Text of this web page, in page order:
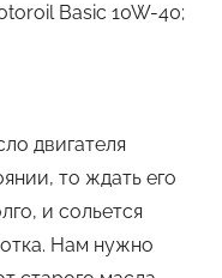
Basic 10W-40;
двигателя
то ждать его
и сольется
Нам нужно